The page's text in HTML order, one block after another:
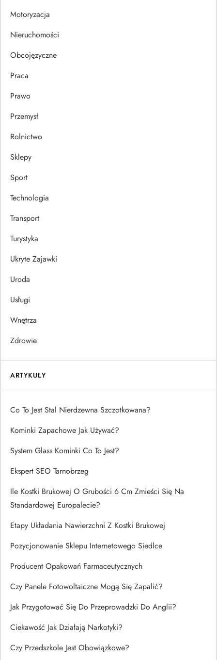
u
Motoryzacja
Nieruchomości
Obcojęzyczne
Praca
Prawo
Przemysł
Rolnictwo
Sklepy
Sport
Technologia
Transport
Turystyka
Ukryte Zajawki
Uroda
Usługi
Wnętrza
Zdrowie
ARTYKUŁY
Co To Jest Stal Nierdzewna Szczotkowana?
Kominki Zapachowe Jak Używać?
System Glass Kominki Co To Jest?
Ekspert SEO Tarnobrzeg
Ile Kostki Brukowej O Grubości 6 Cm Zmieści Się Na
Standardowej Europalecie?
Etapy Układania Nawierzchni Z Kostki Brukowej
Pozycjonowanie Sklepu Internetowego Siedlce
Producent Opakowań Farmaceutycznych
Czy Panele Fotowoltaiczne Mogą Się Zapalić?
Jak Przygotować Się Do Przeprowadzki Do Anglii?
Ciekawość Jak Działają Narkotyki?
Czy Przedszkole Jest Obowiązkowe?